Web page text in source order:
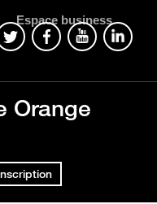
Espace business
Orange